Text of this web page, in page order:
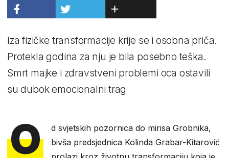
Iza fizičke transformacije krije se i osobna priča.
Protekla godina za nju je bila posebno teška.
Smrt majke i zdravstveni problemi oca ostavili
su dubok emocionalni trag
O
d svjetskih pozornica do mirisa Grobnika,
bivša predsjednica Kolinda Grabar-Kitarović